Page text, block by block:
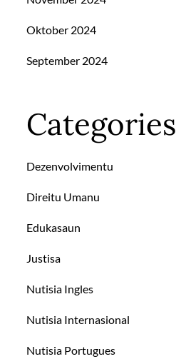
Oktober 2024
September 2024
Categories
Dezenvolvimentu
Direitu Umanu
Edukasaun
Justisa
Nutisia Ingles
Nutisia Internasional
Nutisia Portugues